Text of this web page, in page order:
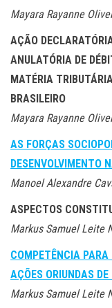
Mayara Rayanne
AÇÃO
ANULATÓRIA DE
MATÉRIA
BRASILEIRO
Mayara Rayanne
AS FORÇAS
DESENVOLVIMENTO
Manoel Alexandre
ASPECTOS
Markus Samuel Leite
COMPETÊNCIA
AÇÕES ORIUNDAS
Markus Samuel Leite